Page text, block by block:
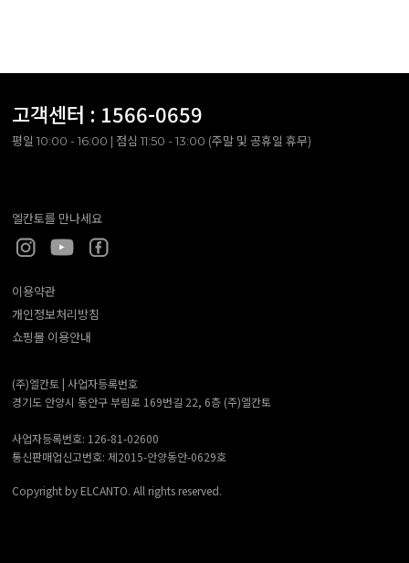
고객센터 : 1566-0659
평일 10:00 - 16:00 | 점심 11:50 - 13:00 (주말 및 공휴일 휴무)
엘칸토를 만나세요
이용약관
개인정보처리방침
쇼핑몰 이용안내
(주)엘칸토 | 사업자등록번호
경기도 안양시 동안구 부림로 169번길 22, 6층 (주)엘칸토
사업자등록번호: 126-81-02600
통신판매업신고번호: 제2015-안양동안-0629호
Copyright by ELCANTO. All rights reserved.